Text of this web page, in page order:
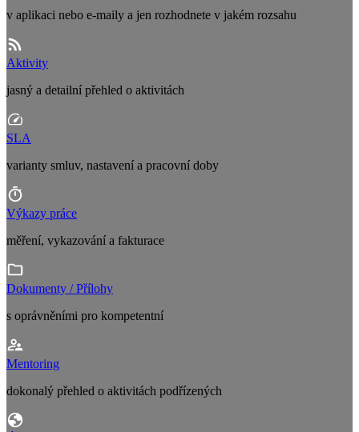
v aplikaci nebo e-maily a jen rozhodnete v jakém rozsahu
Aktivity
jasný a detailní přehled o aktivitách
SLA
varianty smluv, nastavení a pracovní doby
Výkazy práce
měření, vykazování a fakturace
Dokumenty / Přílohy
s oprávněními pro kompetentní
Mentoring
dokonalý přehled o aktivitách podřízených